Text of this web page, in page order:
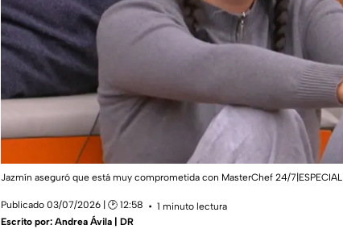
Jazmín aseguró que está muy comprometida con MasterChef 24/7|ESPECIAL
Publicado 03/07/2026 | 🕑 12:58
1 minuto lectura
Escrito por: Andrea Ávila | DR